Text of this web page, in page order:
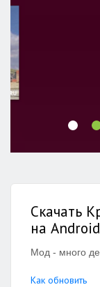
Скачать
на Android
Мод - много
Как обновить